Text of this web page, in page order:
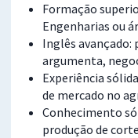
Formação
Engenharias ou
Inglês avançado:
argumenta,
Experiência
de mercado no
Conhecimento
produção de